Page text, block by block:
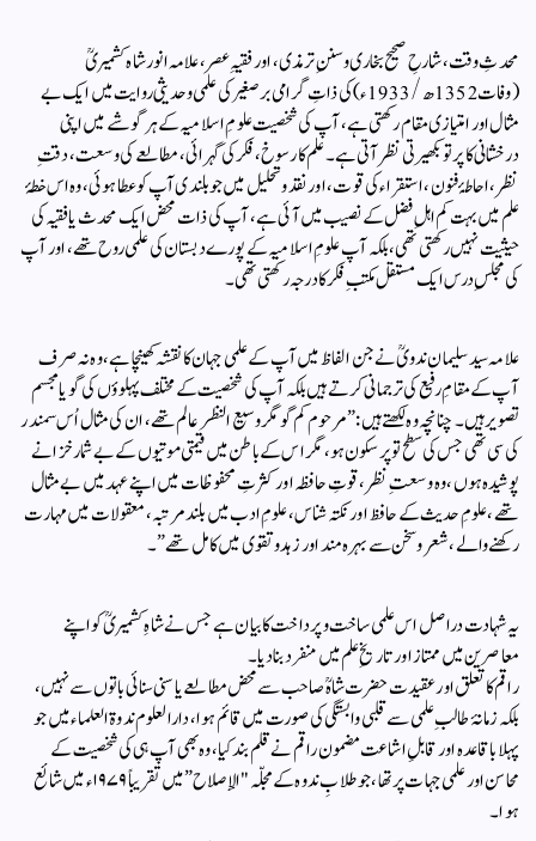
محدثِ وقت، شارحِ صحیح بخاری وسننِ ترمذی، اور فقیہِ عصر، علامہ انور شاہ کشمیریؒ
(وفات 1352ھ/1933ء) کی ذاتِ گرامی برصغیر کی علمی و حدیثی روایت میں ایک بے
مثال اور امتیازی مقام رکھتی ہے، آپ کی شخصیت علومِ اسلامیہ کے ہر گوشے میں اپنی
درخشانی کا پرتو بکھیرتی نظر آتی ہے۔ علم کا رسوخ، فکر کی گہرائی، مطالعے کی وسعت، دقتِ
نظر، احاطۂ فنون، استقراء کی قوت، اور نقد و تحلیل میں جو بلندی آپ کو عطا ہوئی، وہ اس خطۂ
علم میں بہت کم اہلِ فضل کے نصیب میں آئی ہے، آپ کی ذات محض ایک محدث یا فقیہ کی
حیثیت نہیں رکھتی تھی، بلکہ آپ علومِ اسلامیہ کے پورے دبستان کی علمی روح تھے، اور آپ
کی مجلسِ درس ایک مستقل مکتبِ فکر کا درجہ رکھتی تھی۔
علامہ سید سلیمان ندویؒ نے جن الفاظ میں آپ کے علمی جہان کا نقشہ کھینچا ہے، وہ نہ صرف
آپ کے مقامِ رفیع کی ترجمانی کرتے ہیں بلکہ آپ کی شخصیت کے مختلف پہلوؤں کی گویا مجسم
تصویر ہیں۔ چنانچہ وہ لکھتے ہیں:”مرحوم کم گو مگر وسیع النظر عالم تھے، ان کی مثال اُس سمندر
کی سی تھی جس کی سطح تو پرسکون ہو، مگر اس کے باطن میں قیمتی موتیوں کے بے شمار خزانے
پوشیدہ ہوں، وہ وسعتِ نظر، قوتِ حافظہ اور کثرتِ محفوظات میں اپنے عہد میں بے مثال
تھے، علومِ حدیث کے حافظ اور نکتہ شناس، علومِ ادب میں بلند مرتبہ، معقولات میں مہارت
رکھنے والے، شعر و سخن سے بہرہ مند اور زہد و تقوى میں کامل تھے” ۔
یہ شہادت دراصل اس علمی ساخت و پرداخت کا بیان ہے جس نے شاہِ کشمیریؒ کو اپنے
معاصرین میں ممتاز اور تاریخِ علم میں منفرد بنا دیا۔
راقم کا تعلق اور عقیدت حضرت شاہؒ صاحب سے محض مطالعے یا سنی سنائی باتوں سے نہیں،
بلکہ زمانۂ طالبِ علمی سے قلبی وابستگی کی صورت میں قائم ہوا، دارالعلوم ندوۃ العلماء میں جو
پہلا باقاعدہ اور قابلِ اشاعت مضمون راقم نے قلم بند کیا، وہ بھی آپ ہی کی شخصیت کے
محاسن اور علمی جہات پر تھا، جو طلابِ ندوہ کے مجلّہ "الإصلاح” میں تقریباً ۱۹۷۹ء میں شائع
ہوا۔